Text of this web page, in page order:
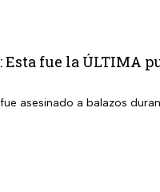
Esta fue la ÚLTIMA
asesinado a balazos